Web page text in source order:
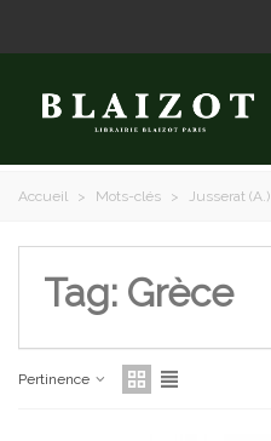
Accueil > Mots-clés > Jusserat (A.)
Tag: Grèce
Pertinence